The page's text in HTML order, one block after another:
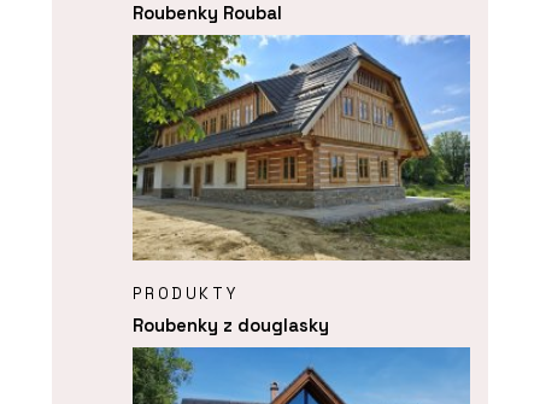
Roubenky Roubal
PRODUKTY
Roubenky z douglasky